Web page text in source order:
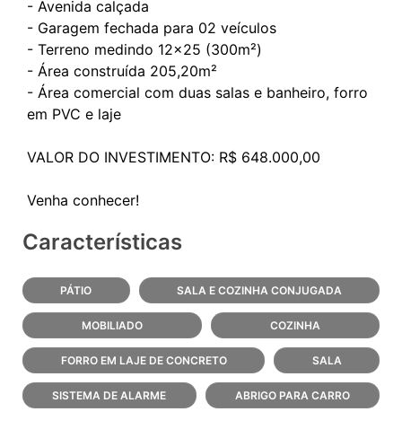
- Avenida calçada
- Garagem fechada para 02 veículos
- Terreno medindo 12x25 (300m²)
- Área construída 205,20m²
- Área comercial com duas salas e banheiro, forro
em PVC e laje
VALOR DO INVESTIMENTO: R$ 648.000,00
Características
PÁTIO SALA E COZINHA CONJUGADA
MOBILIADO COZINHA
FORRO EM LAJE DE CONCRETO SALA
SISTEMA DE ALARME ABRIGO PARA CARRO